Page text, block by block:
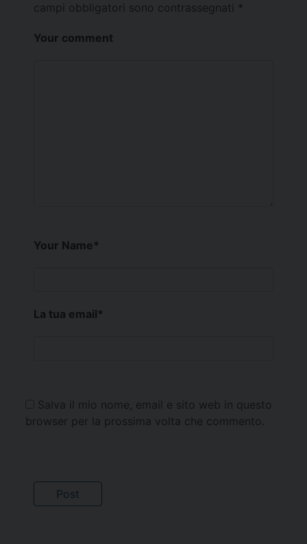
campi obbligatori sono contrassegnati *
Your comment
Your Name*
La tua email*
Salva il mio nome, email e sito web in questo
browser per la prossima volta che commento.